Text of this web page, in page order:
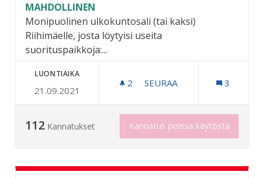
MAHDOLLINEN
Monipuolinen ulkokuntosali (tai kaksi)
Riihimäelle, josta löytyisi useita
suorituspaikkoja:...
LUONTIAIKA
21.09.2021
2 2 SEURAAJAA
SEURAA 3
112 Kannatukset Kannatus poissa käytöstä